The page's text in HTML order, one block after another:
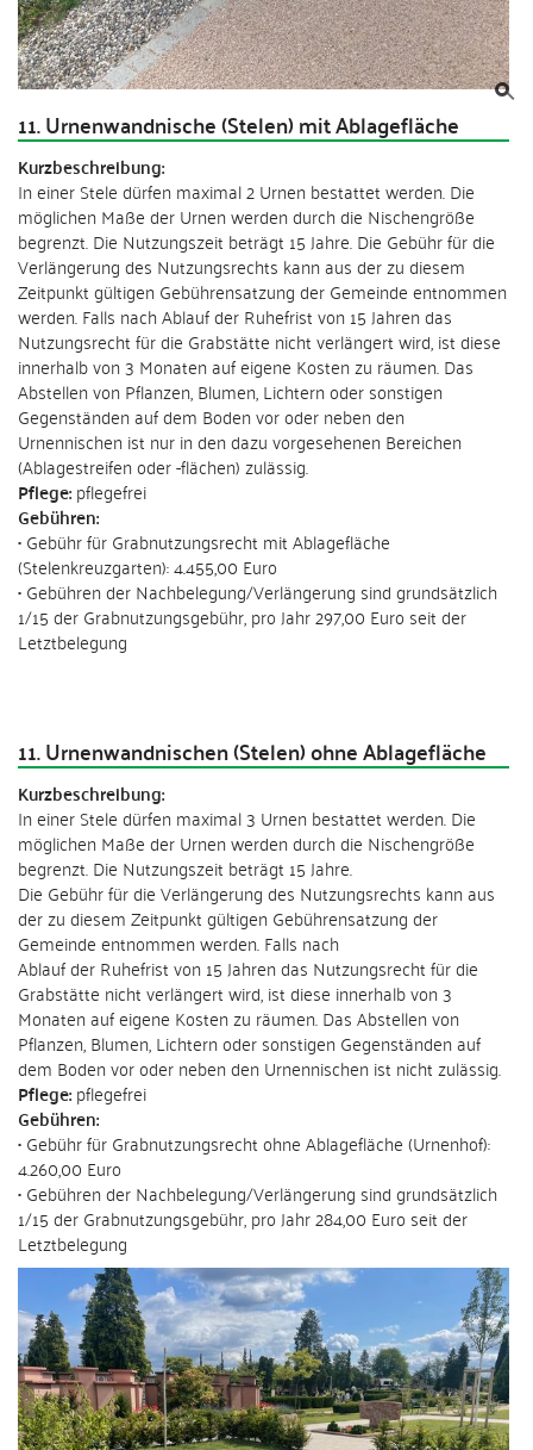
11. Urnenwandnische (Stelen) mit Ablagefläche
Kurzbeschreibung:
In einer Stele dürfen maximal 2 Urnen bestattet werden. Die
möglichen Maße der Urnen werden durch die Nischengröße
begrenzt. Die Nutzungszeit beträgt 15 Jahre. Die Gebühr für die
Verlängerung des Nutzungsrechts kann aus der zu diesem
Zeitpunkt gültigen Gebührensatzung der Gemeinde entnommen
werden. Falls nach Ablauf der Ruhefrist von 15 Jahren das
Nutzungsrecht für die Grabstätte nicht verlängert wird, ist diese
innerhalb von 3 Monaten auf eigene Kosten zu räumen. Das
Abstellen von Pflanzen, Blumen, Lichtern oder sonstigen
Gegenständen auf dem Boden vor oder neben den
Urnennischen ist nur in den dazu vorgesehenen Bereichen
(Ablagestreifen oder -flächen) zulässig.
Pflege:pflegefrei
Gebühren:
• Gebühr für Grabnutzungsrecht mit Ablagefläche
(Stelenkreuzgarten): 4.455,00 Euro
• Gebühren der Nachbelegung/Verlängerung sind grundsätzlich
1/15 der Grabnutzungsgebühr, pro Jahr 297,00 Euro seit der
Letztbelegung
11. Urnenwandnischen (Stelen) ohne Ablagefläche
Kurzbeschreibung:
In einer Stele dürfen maximal 3 Urnen bestattet werden. Die
möglichen Maße der Urnen werden durch die Nischengröße
begrenzt. Die Nutzungszeit beträgt 15 Jahre.
Die Gebühr für die Verlängerung des Nutzungsrechts kann aus
der zu diesem Zeitpunkt gültigen Gebührensatzung der
Gemeinde entnommen werden. Falls nach
Ablauf der Ruhefrist von 15 Jahren das Nutzungsrecht für die
Grabstätte nicht verlängert wird, ist diese innerhalb von 3
Monaten auf eigene Kosten zu räumen. Das Abstellen von
Pflanzen, Blumen, Lichtern oder sonstigen Gegenständen auf
dem Boden vor oder neben den Urnennischen ist nicht zulässig.
Pflege:pflegefrei
Gebühren:
• Gebühr für Grabnutzungsrecht ohne Ablagefläche (Urnenhof):
4.260,00 Euro
• Gebühren der Nachbelegung/Verlängerung sind grundsätzlich
1/15 der Grabnutzungsgebühr, pro Jahr 284,00 Euro seit der
Letztbelegung